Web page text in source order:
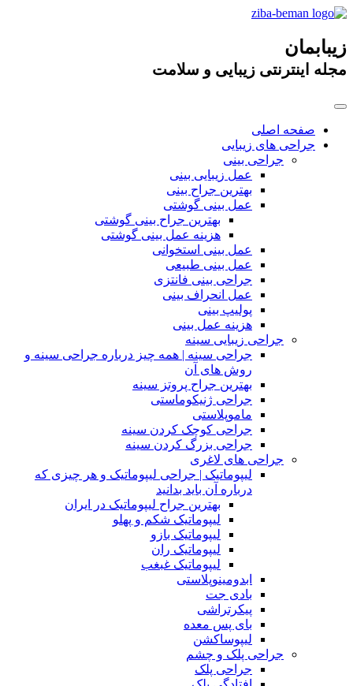
زیبابمان
مجله اینترنتی زیبایی و سلامت
صفحه اصلی
جراحی های زیبایی
جراحی بینی
عمل زیبایی بینی
بهترین جراح بینی
عمل بینی گوشتی
بهترین جراح بینی گوشتی
هزینه عمل بینی گوشتی
عمل بینی استخوانی
عمل بینی طبیعی
جراحی بینی فانتزی
عمل انحراف بینی
پولیپ بینی
هزینه عمل بینی
جراحی زیبایی سینه
جراحی سینه | همه چیز درباره جراحی سینه و
روش های آن
بهترین جراح پروتز سینه
جراحی ژنیکوماستی
ماموپلاستی
جراحی کوچک کردن سینه
جراحی بزرگ کردن سینه
جراحی های لاغری
لیپوماتیک | جراحی لیپوماتیک و هر چیزی که
درباره آن باید بدانید
بهترین جراح لیپوماتیک در ایران
لیپوماتیک شکم و پهلو
لیپوماتیک بازو
لیپوماتیک ران
لیپوماتیک غبغب
ابدومینوپلاستی
بادی‌ جت
پیکرتراشی
بای پس معده
لیپوساکشن
جراحی پلک و چشم
جراحی پلک